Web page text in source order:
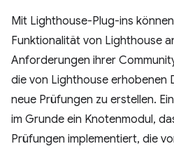
Mit Lighthouse-Plug-ins
Funktionalität von Lighthouse
Anforderungen ihrer
die von Lighthouse erhobenen
neue Prüfungen zu erstellen.
im Grunde ein Knotenmodul,
Prüfungen implementiert, die